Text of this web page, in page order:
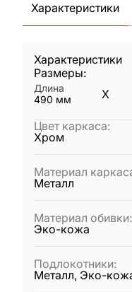
Характеристики
Характеристики
Размеры:
Длина
490 мм X
Цвет каркаса:
Хром
Материал
Металл
Материал обивки:
Эко-кожа
Подлокотники:
Металл, Эко-